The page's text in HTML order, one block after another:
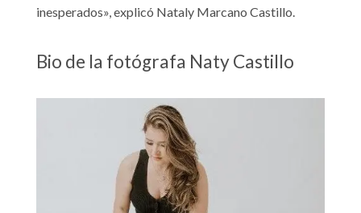
inesperados», explicó Nataly Marcano Castillo.
Bio de la fotógrafa Naty Castillo